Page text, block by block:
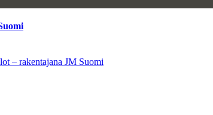
– rakentajana JM Suomi